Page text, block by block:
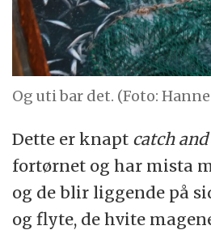
Og uti bar det. (Foto:
Dette er knapt catch and
fortørnet og har mista
og de blir liggende på
og flyte, de hvite